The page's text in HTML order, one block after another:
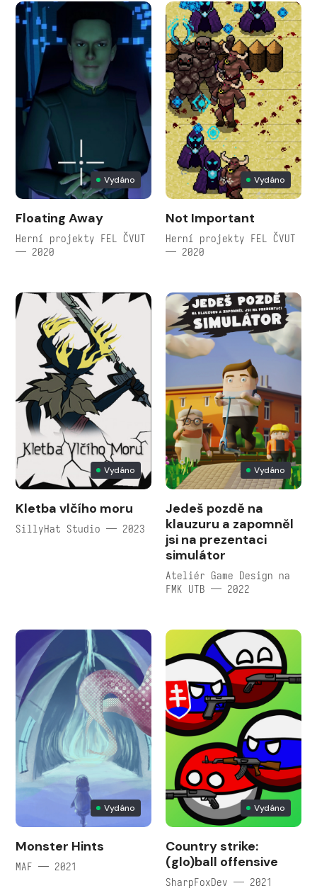
Vydáno
Floating Away
Herní projekty FEL ČVUT
— 2020
Vydáno
Not Important
Herní projekty FEL ČVUT
— 2020
Vydáno
Kletba vlčího moru
SillyHat Studio — 2023
Vydáno
Jedeš pozdě na
klauzuru a zapomněl
jsi na prezentaci
simulátor
Ateliér Game Design na
FMK UTB — 2022
Vydáno
Monster Hints
MAF — 2021
Vydáno
Country strike:
(glo)ball offensive
SharpFoxDev — 2021